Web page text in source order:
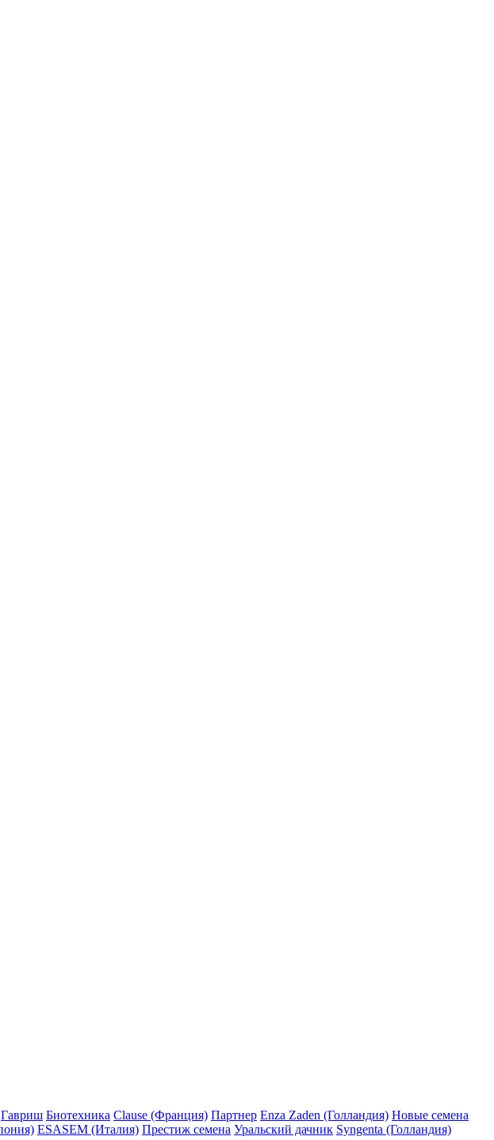
Гавриш Биотехника Clause (Франция) Партнер Enza Zaden (Голландия) Новые семена
ESASEM (Италия) Престиж семена Уральский дачник Syngenta (Голландия)